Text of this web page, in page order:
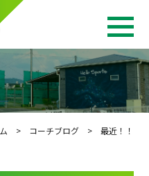
> コーチブログ> 最近！！